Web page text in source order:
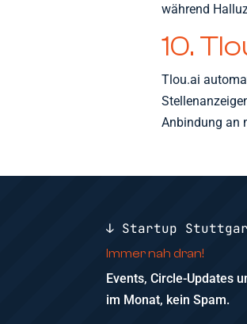
während
10.
Tlou.ai
Anbindung an
↓ Startup
Immer nah dran!
Events, Circle-Updates
im Monat, kein Spam.